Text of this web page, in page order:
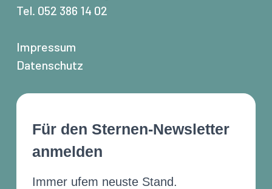
Tel. 052 386 14 02
Impressum
Datenschutz
Für den Sternen-Newsletter
anmelden
Immer ufem neuste Stand.